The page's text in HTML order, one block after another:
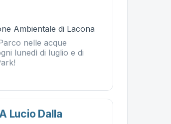
Ambientale di Lacona
nelle acque
lunedì di luglio e di
Lucio Dalla